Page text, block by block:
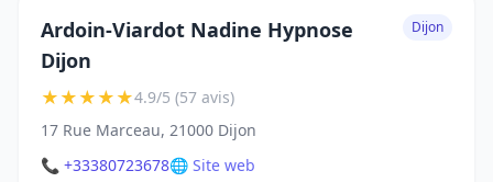
Ardoin-Viardot Nadine Hypnose
Dijon
Dijon
★★★★★4.9/5 (57 avis)
17 Rue Marceau, 21000 Dijon
📞 +33380723678🌐 Site web